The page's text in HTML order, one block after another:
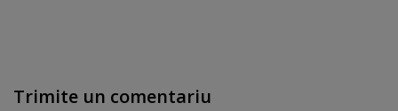
Trimite un comentariu